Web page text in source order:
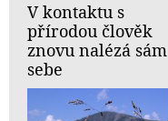
V kontaktu s
přírodou člověk
znovu nalézá sám
sebe